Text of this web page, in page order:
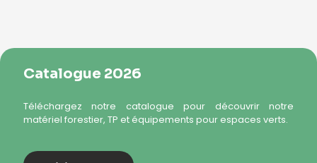
Catalogue 2026
Téléchargez notre catalogue pour découvrir notre
matériel forestier, TP et équipements pour espaces verts.